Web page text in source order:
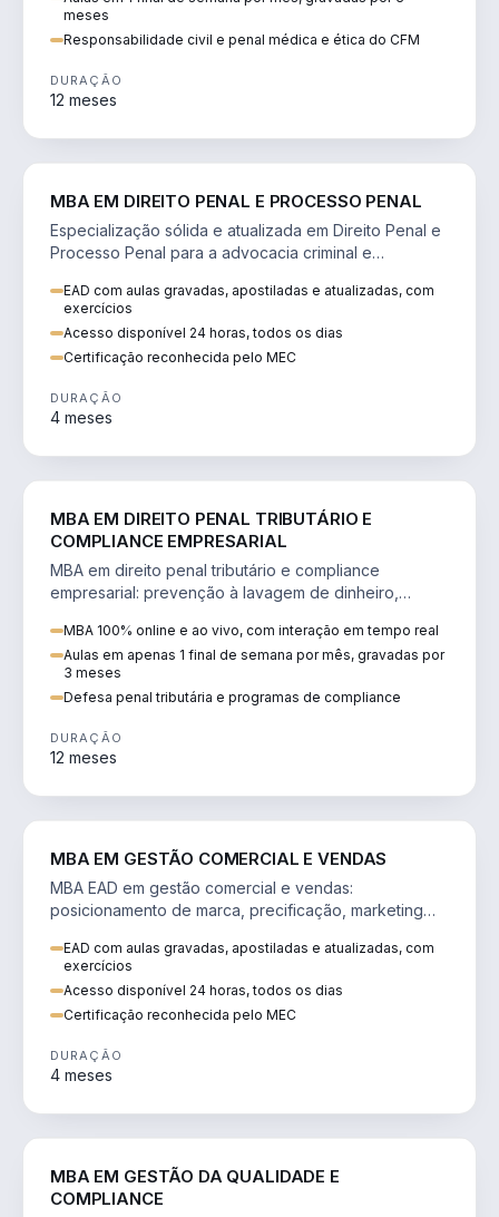
meses
Responsabilidade civil e penal médica e ética do CFM
DURAÇÃO
12 meses
MBA EM DIREITO PENAL E PROCESSO PENAL
Especialização sólida e atualizada em Direito Penal e
Processo Penal para a advocacia criminal e
EAD com aulas gravadas, apostiladas e atualizadas, com
exercícios
Acesso disponível 24 horas, todos os dias
Certificação reconhecida pelo MEC
DURAÇÃO
4 meses
MBA EM DIREITO PENAL TRIBUTÁRIO E
COMPLIANCE EMPRESARIAL
MBA em direito penal tributário e compliance
empresarial: prevenção à lavagem de dinheiro,
MBA 100% online e ao vivo, com interação em tempo real
Aulas em apenas 1 final de semana por mês, gravadas por
3 meses
Defesa penal tributária e programas de compliance
DURAÇÃO
12 meses
MBA EM GESTÃO COMERCIAL E VENDAS
MBA EAD em gestão comercial e vendas:
posicionamento de marca, precificação, marketing
EAD com aulas gravadas, apostiladas e atualizadas, com
exercícios
Acesso disponível 24 horas, todos os dias
Certificação reconhecida pelo MEC
DURAÇÃO
4 meses
MBA EM GESTÃO DA QUALIDADE E
COMPLIANCE